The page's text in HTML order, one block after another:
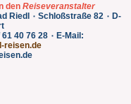
den Reiseveranstalter
Riedl Schloßstraße 82
D-
61 40 76 28
E-Mail:
reisen.de